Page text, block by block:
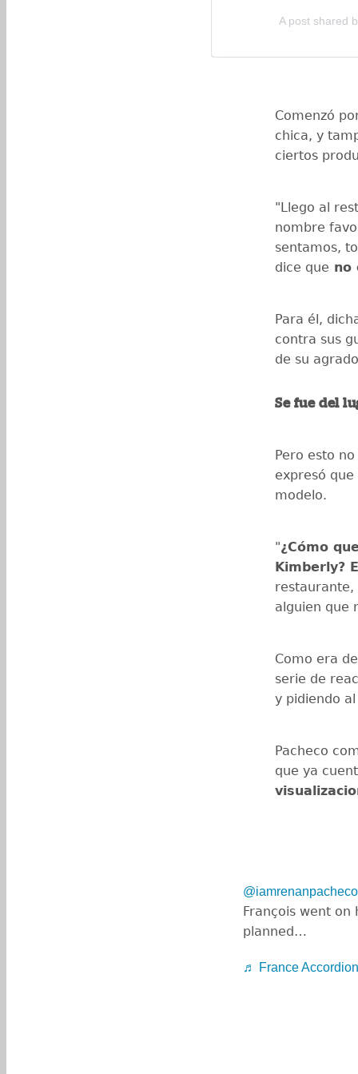
A post shared
Comenzó
chica, y
ciertos
"Llego al
nombre
sentamos,
dice que no
Para él,
contra sus
de su
Se fue del
Pero esto
expresó
modelo.
"¿Cómo
Kimberly?
restaurante,
alguien que
Como era
serie de
y pidiendo
Pacheco
que ya
@iamrenanpacheco
François went
planned…
♬ France